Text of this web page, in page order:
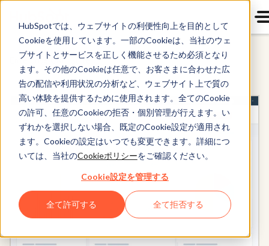
HubSpotでは、ウェブサイトの利便性向上を目的として
Cookieを使用しています。一部のCookieは、当社のウェ
ブサイトとサービスを正しく機能させるため必須となり
ます。その他のCookieは任意で、お客さまに合わせた広
告の配信や利用状況の分析など、ウェブサイト上で質の
高い体験を提供するために使用されます。全てのCookie
の許可、任意のCookieの拒否・個別管理が行えます。い
ずれかを選択しない場合、既定のCookie設定が適用され
ます。Cookieの設定はいつでも変更できます。詳細につ
いては、当社のCookieポリシーをご確認ください。
Cookie設定を管理する
全て許可する 全て拒否する
Enterprise CRM Suite